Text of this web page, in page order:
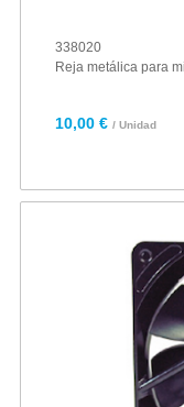
338020
Reja metálica para
10,00 € / Unidad